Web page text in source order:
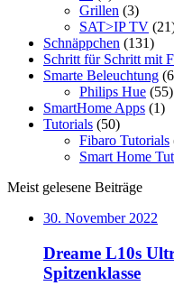
Grillen (3)
SAT>IP TV
Schnäppchen (131)
Schritt für Schritt mit
Smarte Beleuchtung
Philips Hue (55)
SmartHome Apps (1)
Tutorials (50)
Fibaro Tutorials
Smart Home
Meist gelesene Beiträge
30. November 2022
Dreame L10s
Spitzenklasse